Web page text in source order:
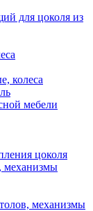
для цоколя из
колеса
мебели
цоколя
механизмы
механизмы